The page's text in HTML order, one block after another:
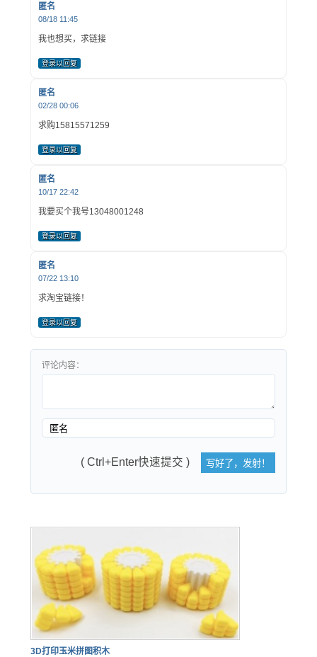
匿名
08/18 11:45
我也想买，求链接
登录以回复
匿名
02/28 00:06
求购15815571259
登录以回复
匿名
10/17 22:42
我要买个我号13048001248
登录以回复
匿名
07/22 13:10
求淘宝链接！
登录以回复
评论内容：
( Ctrl+Enter快速提交 )
3D打印玉米拼图积木